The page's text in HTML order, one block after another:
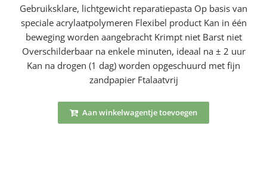
Gebruiksklare, lichtgewicht reparatiepasta Op basis van
speciale acrylaatpolymeren Flexibel product Kan in één
beweging worden aangebracht Krimpt niet Barst niet
Overschilderbaar na enkele minuten, ideaal na ± 2 uur
Kan na drogen (1 dag) worden opgeschuurd met fijn
zandpapier Ftalaatvrij
Aan winkelwagentje toevoegen